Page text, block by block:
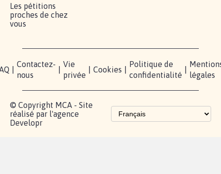
Les pétitions
proches de chez
vous
Contactez-
nous
Vie
privée
Cookies
Politique de
confidentialité
légales
© Copyright MCA - Site
réalisé par l'agence
Developr